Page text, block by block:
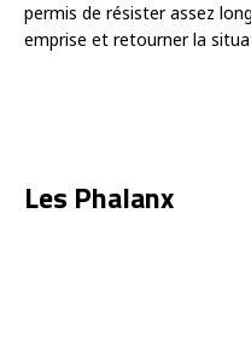
permis de résister assez
emprise et retourner la
Les Phalanx